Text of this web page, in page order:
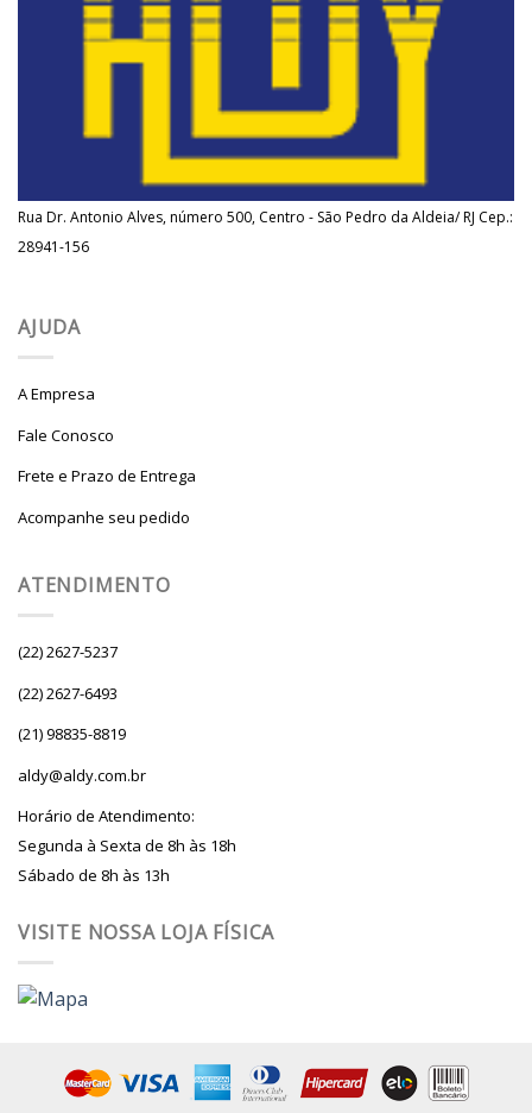
Rua Dr. Antonio Alves, número 500, Centro - São Pedro da Aldeia/ RJ Cep.:
28941-156
AJUDA
A Empresa
Fale Conosco
Frete e Prazo de Entrega
Acompanhe seu pedido
ATENDIMENTO
(22) 2627-5237
(22) 2627-6493
(21) 98835-8819
aldy@aldy.com.br
Horário de Atendimento:
Segunda à Sexta de 8h às 18h
Sábado de 8h às 13h
VISITE NOSSA LOJA FÍSICA